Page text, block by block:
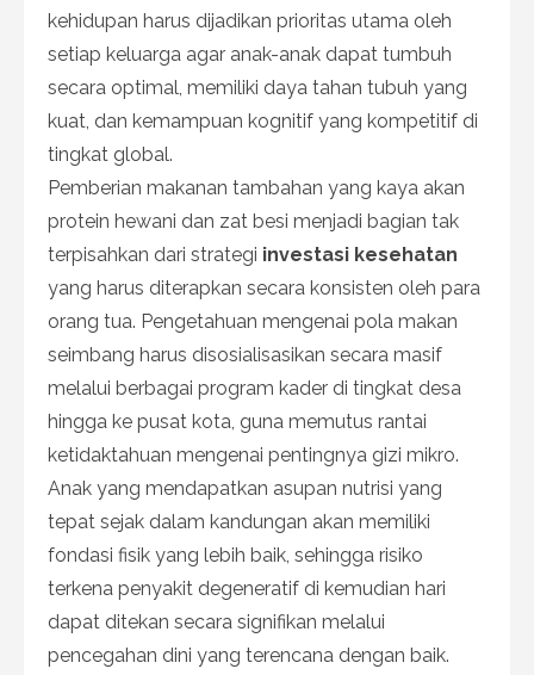
kehidupan harus dijadikan prioritas utama oleh
setiap keluarga agar anak-anak dapat tumbuh
secara optimal, memiliki daya tahan tubuh yang
kuat, dan kemampuan kognitif yang kompetitif di
tingkat global.
Pemberian makanan tambahan yang kaya akan
protein hewani dan zat besi menjadi bagian tak
terpisahkan dari strategi investasi kesehatan
yang harus diterapkan secara konsisten oleh para
orang tua. Pengetahuan mengenai pola makan
seimbang harus disosialisasikan secara masif
melalui berbagai program kader di tingkat desa
hingga ke pusat kota, guna memutus rantai
ketidaktahuan mengenai pentingnya gizi mikro.
Anak yang mendapatkan asupan nutrisi yang
tepat sejak dalam kandungan akan memiliki
fondasi fisik yang lebih baik, sehingga risiko
terkena penyakit degeneratif di kemudian hari
dapat ditekan secara signifikan melalui
pencegahan dini yang terencana dengan baik.